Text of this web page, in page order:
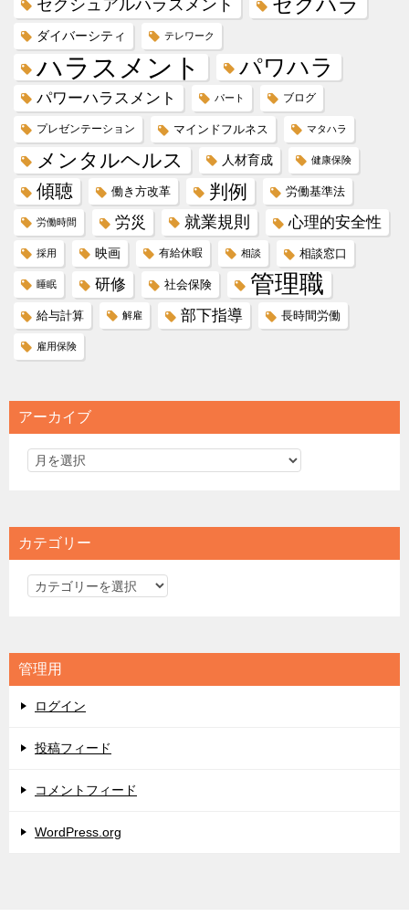
セクシュアルハラスメント
ダイバーシティ テレワーク
ハラスメント パワハラ
パワーハラスメント パート ブログ
プレゼンテーション マインドフルネス マタハラ
メンタルヘルス 人材育成 健康保険
傾聴 働き方改革 判例 労働基準法
労働時間 労災 就業規則 心理的安全性
採用 映画 有給休暇 相談 相談窓口
睡眠 研修 社会保険 管理職
給与計算 解雇 部下指導 長時間労働
雇用保険
アーカイブ
カテゴリー
カ
リ
ー
管理用
ログイン
投稿フィード
コメントフィード
WordPress.org